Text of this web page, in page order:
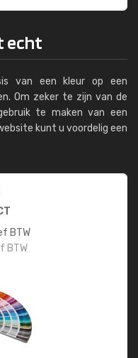
echt
van een kleur op een
Om zeker te zijn van de
te maken van een
kunt u voordelig een
BTW
BTW